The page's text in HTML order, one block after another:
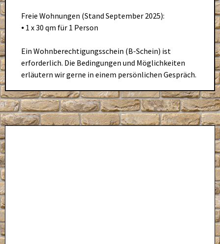
Freie Wohnungen (Stand September 2025):
⦁ 1 x 30 qm für 1 Person
Ein Wohnberechtigungsschein (B-Schein) ist
erforderlich. Die Bedingungen und Möglichkeiten
erläutern wir gerne in einem persönlichen Gespräch.